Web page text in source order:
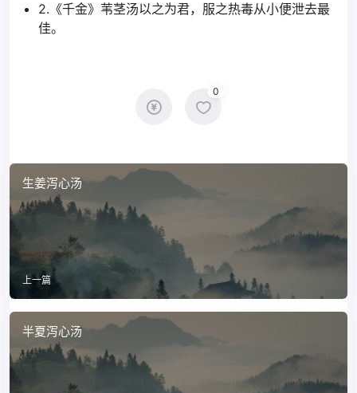
2.《千金》苇茎汤以之为君，服之热毒从小便泄去最
佳。
0
生姜泻心汤
上一篇
半夏泻心汤